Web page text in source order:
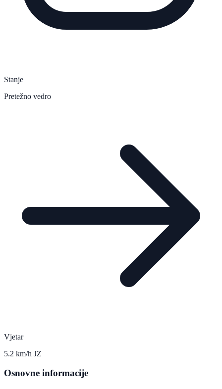
Stanje
Pretežno vedro
Vjetar
5.2 km/h JZ
Osnovne informacije